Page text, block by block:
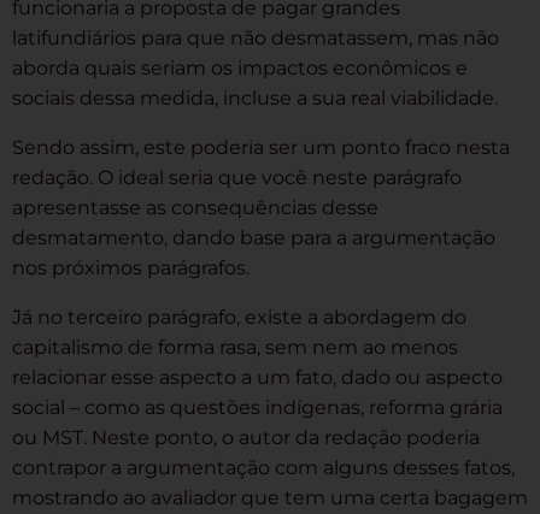
funcionaria a proposta de pagar grandes
latifundiários para que não desmatassem, mas não
aborda quais seriam os impactos econômicos e
sociais dessa medida, incluse a sua real viabilidade.
Sendo assim, este poderia ser um ponto fraco nesta
redação. O ideal seria que você neste parágrafo
apresentasse as consequências desse
desmatamento, dando base para a argumentação
nos próximos parágrafos.
Já no terceiro parágrafo, existe a abordagem do
capitalismo de forma rasa, sem nem ao menos
relacionar esse aspecto a um fato, dado ou aspecto
social – como as questões indígenas, reforma grária
ou MST. Neste ponto, o autor da redação poderia
contrapor a argumentação com alguns desses fatos,
mostrando ao avaliador que tem uma certa bagagem